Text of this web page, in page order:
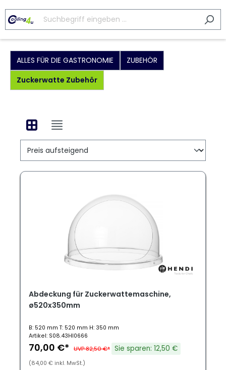
ALLES FÜR DIE GASTRONOMIE
ZUBEHÖR
Zuckerwatte Zubehör
Abdeckung für Zuckerwattemaschine,
ø520x350mm
B: 520 mm T: 520 mm H: 350 mm
Artikel: S08.43HI0666
70,00 €* UVP 82,50 €* Sie sparen: 12,50 €
(84,00 € inkl. MwSt.)